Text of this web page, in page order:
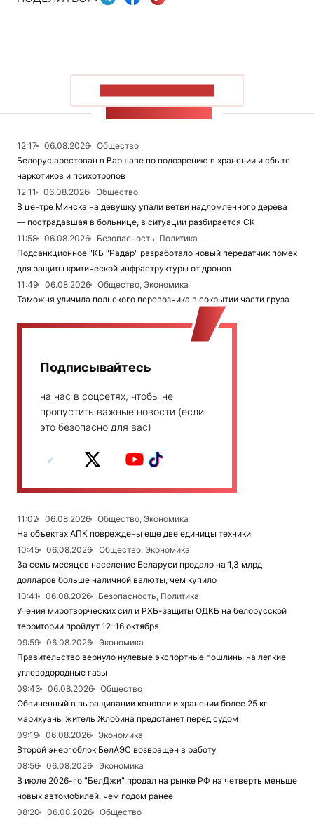
12:17 06.08.2026
Общество
Белорус арестован в Варшаве по подозрению в хранении и сбыте
наркотиков и психотропов
12:11
06.08.2026
Общество
В центре Минска на девушку упали ветви надломленного дерева
— пострадавшая в больнице, в ситуации разбирается СК
11:58
06.08.2026
Безопасность, Политика
Подсанкционное "КБ "Радар" разработало новый передатчик помех
для защиты критической инфраструктуры от дронов
11:49
06.08.2026
Общество, Экономика
Таможня уличила польского перевозчика в сокрытии части груза
Подписывайтесь
на нас в соцсетях, чтобы не
пропустить важные новости (если
это безопасно для вас)
11:02 06.08.2026
Общество, Экономика
На объектах АПК повреждены еще две единицы техники
10:45
06.08.2026
Общество, Экономика
За семь месяцев население Беларуси продало на 1,3 млрд
долларов больше наличной валюты, чем купило
10:41
06.08.2026
Безопасность, Политика
Учения миротворческих сил и РХБ-защиты ОДКБ на белорусской
территории пройдут 12–16 октября
09:59
06.08.2026
Экономика
Правительство вернуло нулевые экспортные пошлины на легкие
углеводородные газы
09:43
06.08.2026
Общество
Обвиненный в выращивании конопли и хранении более 25 кг
марихуаны житель Жлобина предстанет перед судом
09:19
06.08.2026
Экономика
Второй энергоблок БелАЭС возвращен в работу
08:56
06.08.2026
Экономика
В июле 2026-го "БелДжи" продал на рынке РФ на четверть меньше
новых автомобилей, чем годом ранее
08:20
06.08.2026
Общество